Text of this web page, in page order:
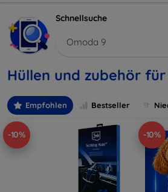
Schnellsuche
Omoda 9
Hüllen und zubehör
Empfohlen Bestseller
-10% -10%